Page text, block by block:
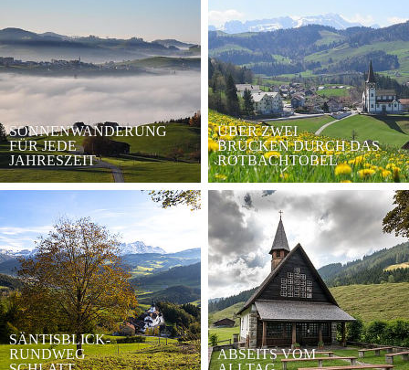
SONNENWANDERUNG
FÜR JEDE
JAHRESZEIT
ÜBER ZWEI
BRÜCKEN DURCH DAS
ROTBACHTOBEL
SÄNTISBLICK-
RUNDWEG
ABSEITS VOM